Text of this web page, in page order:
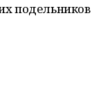
подельников